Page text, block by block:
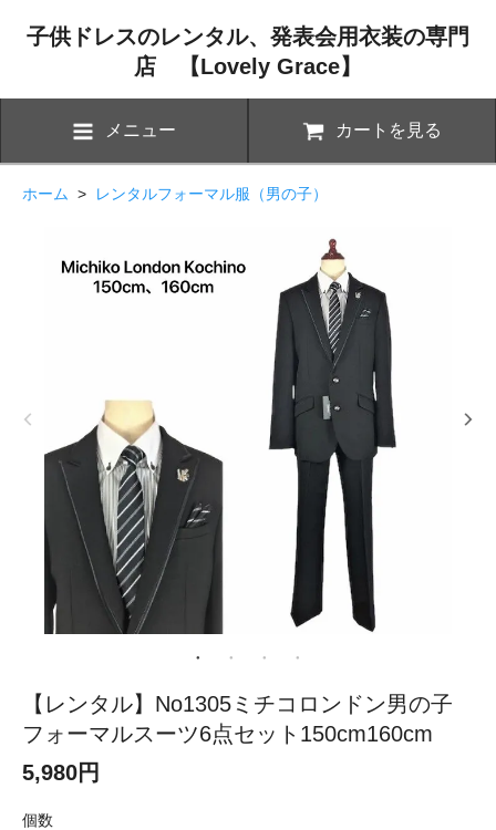
子供ドレスのレンタル、発表会用衣装の専門
店 【Lovely Grace】
メニュー カートを見る
ホーム > レンタルフォーマル服（男の子）
【レンタル】No1305ミチコロンドン男の子
フォーマルスーツ6点セット150cm160cm
5,980円
個数